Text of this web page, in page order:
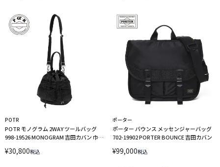
POTR
POTR モノグラム 2WAY ツールバッグ
998-19526 MONOGRAM 吉田カバン 巾着
ルダー
¥30,800税込
ポーター
ポーター バウンス メッセンジャーバッグ
702-19902 PORTER BOUNCE 吉田カバン
¥99,000税込